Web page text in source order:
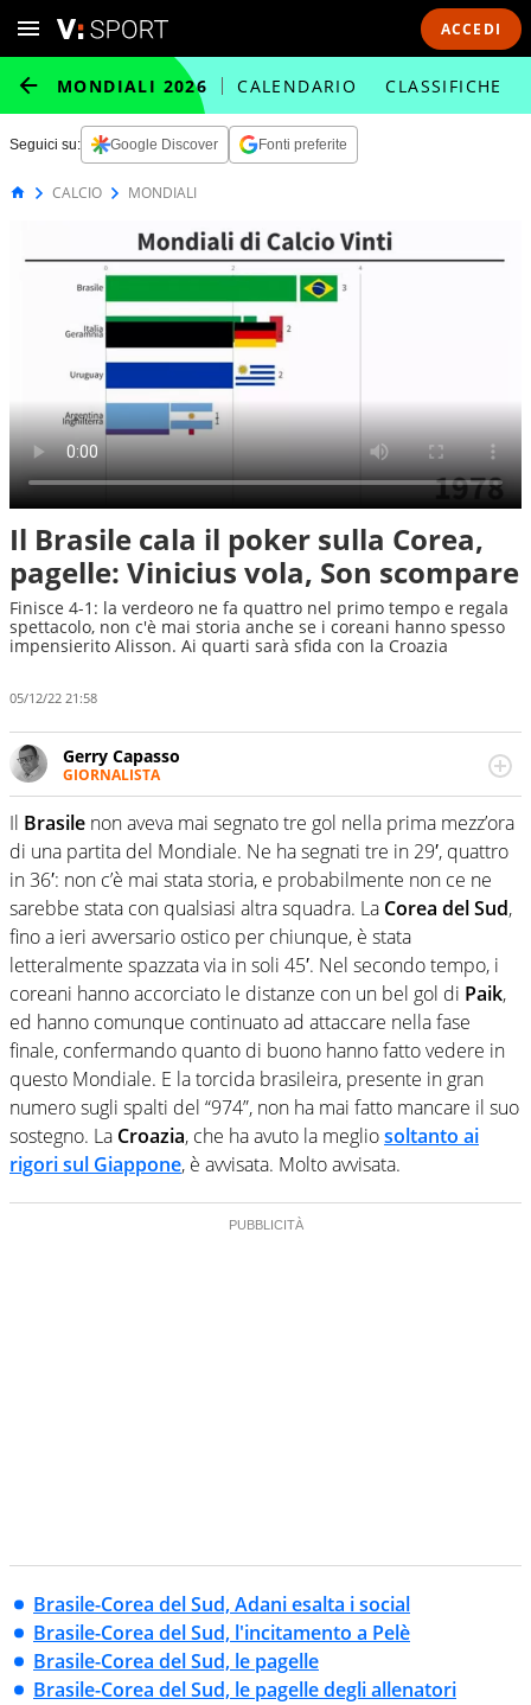
ACCEDI
MONDIALI 2026 CALENDARIO CLASSIFICHE
Seguici su: Google Discover Fonti preferite
CALCIO MONDIALI
Il Brasile cala il poker sulla Corea,
pagelle: Vinicius vola, Son scompare
Finisce 4-1: la verdeoro ne fa quattro nel primo tempo e regala
spettacolo, non c'è mai storia anche se i coreani hanno spesso
impensierito Alisson. Ai quarti sarà sfida con la Croazia
05/12/22 21:58
Gerry Capasso
GIORNALISTA
Per lui gli sport americani non hanno segreti: basket,
football, baseball e la capacità innata di trovare la notizia
dove altri non vedono granché
Il Brasile non aveva mai segnato tre gol nella prima mezz’ora
di una partita del Mondiale. Ne ha segnati tre in 29′, quattro
in 36′: non c’è mai stata storia, e probabilmente non ce ne
sarebbe stata con qualsiasi altra squadra. La Corea del Sud,
fino a ieri avversario ostico per chiunque, è stata
letteralmente spazzata via in soli 45′. Nel secondo tempo, i
coreani hanno accorciato le distanze con un bel gol di Paik,
ed hanno comunque continuato ad attaccare nella fase
finale, confermando quanto di buono hanno fatto vedere in
questo Mondiale. E la torcida brasileira, presente in gran
numero sugli spalti del “974”, non ha mai fatto mancare il suo
sostegno. La Croazia, che ha avuto la megliosoltanto ai
rigori sul Giappone, è avvisata. Molto avvisata.
Brasile-Corea del Sud, Adani esalta i social
Brasile-Corea del Sud, l'incitamento a Pelè
Brasile-Corea del Sud, le pagelle
Brasile-Corea del Sud, le pagelle degli allenatori